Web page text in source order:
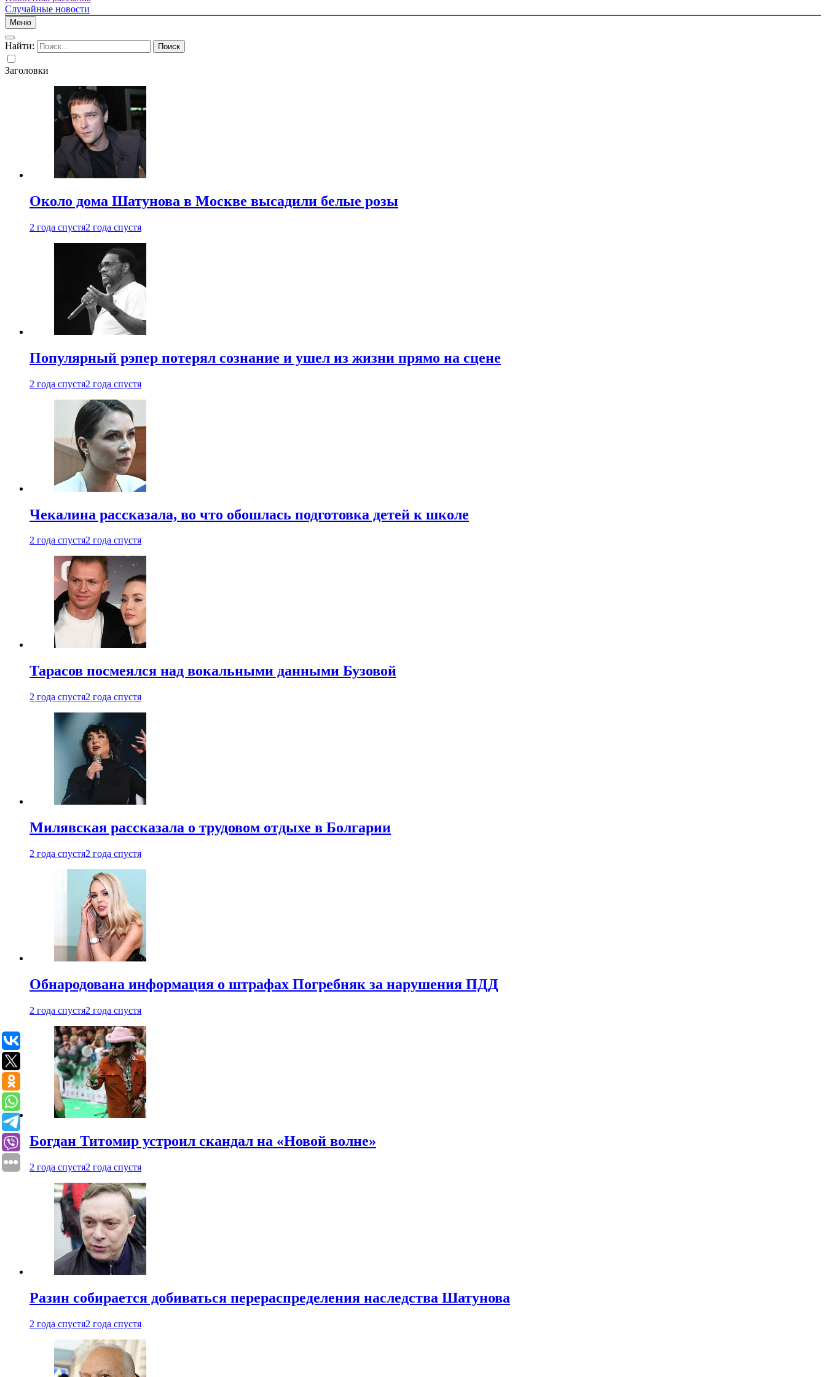
Случайные новости
Меню
Найти:
Заголовки
Около дома Шатунова в Москве высадили белые розы
2 года спустя2 года спустя
Популярный рэпер потерял сознание и ушел из жизни прямо на сцене
2 года спустя2 года спустя
Чекалина рассказала, во что обошлась подготовка детей к школе
2 года спустя2 года спустя
Тарасов посмеялся над вокальными данными Бузовой
2 года спустя2 года спустя
Милявская рассказала о трудовом отдыхе в Болгарии
2 года спустя2 года спустя
Обнародована информация о штрафах Погребняк за нарушения ПДД
2 года спустя2 года спустя
Богдан Титомир устроил скандал на «Новой волне»
2 года спустя2 года спустя
Разин собирается добиваться перераспределения наследства Шатунова
2 года спустя2 года спустя